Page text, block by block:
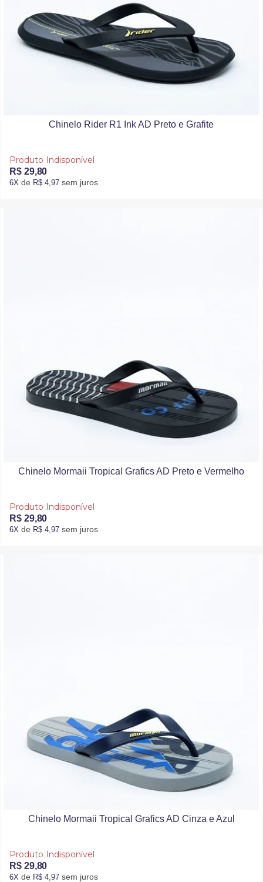
Chinelo Rider R1 Ink AD Preto e Grafite
Produto Indisponível
R$ 29,80
6X de R$ 4,97 sem juros
Chinelo Mormaii Tropical Grafics AD Preto e Vermelho
Produto Indisponível
R$ 29,80
6X de R$ 4,97 sem juros
Chinelo Mormaii Tropical Grafics AD Cinza e Azul
Produto Indisponível
R$ 29,80
6X de R$ 4,97 sem juros